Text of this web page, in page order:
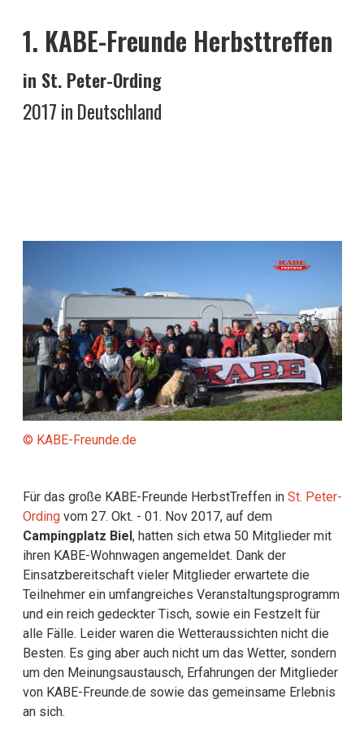
1. KABE-Freunde Herbsttreffen
in St. Peter-Ording
2017 in Deutschland
© KABE-Freunde.de
Für das große KABE-Freunde HerbstTreffen in St. Peter-
Ordingvom 27. Okt. - 01. Nov 2017, auf dem
Campingplatz Biel , hatten sich etwa 50 Mitglieder mit
ihren KABE-Wohnwagen angemeldet. Dank der
Einsatzbereitschaft vieler Mitglieder erwartete die
Teilnehmer ein umfangreiches Veranstaltungsprogramm
und ein reich gedeckter Tisch, sowie ein Festzelt für
alle Fälle. Leider waren die Wetteraussichten nicht die
Besten. Es ging aber auch nicht um das Wetter, sondern
um den Meinungsaustausch, Erfahrungen der Mitglieder
von KABE-Freunde.de sowie das gemeinsame Erlebnis
an sich.